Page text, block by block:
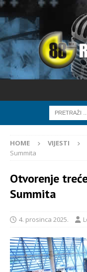
HOME VIJESTI
Summita
Otvorenje
Summita
4. prosinca 2025.